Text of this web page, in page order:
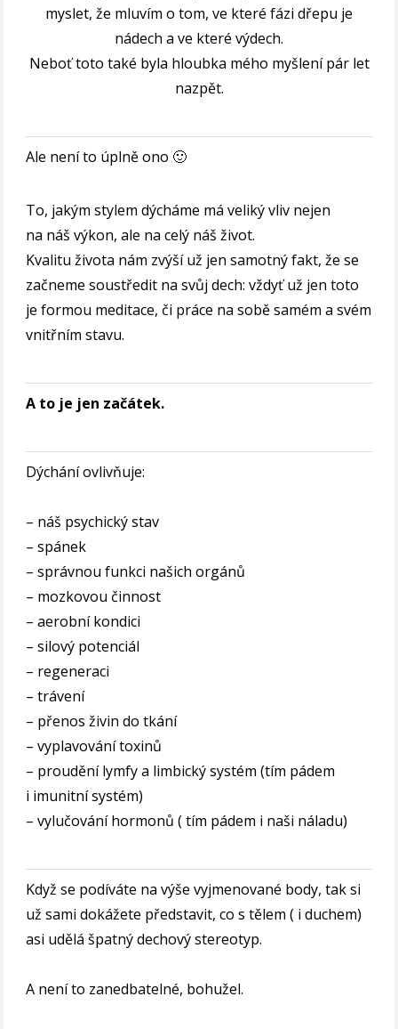
myslet, že mluvím o tom, ve které fázi dřepu je
nádech a ve které výdech.
Neboť toto také byla hloubka mého myšlení pár let
nazpět.
Ale není to úplně ono 🙂
To, jakým stylem dýcháme má veliký vliv nejen
na náš výkon, ale na celý náš život.
Kvalitu života nám zvýší už jen samotný fakt, že se
začneme soustředit na svůj dech: vždyť už jen toto
je formou meditace, či práce na sobě samém a svém
vnitřním stavu.
A to je jen začátek.
Dýchání ovlivňuje:
– náš psychický stav
– spánek
– správnou funkci našich orgánů
– mozkovou činnost
– aerobní kondici
– silový potenciál
– regeneraci
– trávení
– přenos živin do tkání
– vyplavování toxinů
– proudění lymfy a limbický systém (tím pádem
i imunitní systém)
– vylučování hormonů ( tím pádem i naši náladu)
Když se podíváte na výše vyjmenované body, tak si
už sami dokážete představit, co s tělem ( i duchem)
asi udělá špatný dechový stereotyp.
A není to zanedbatelné, bohužel.